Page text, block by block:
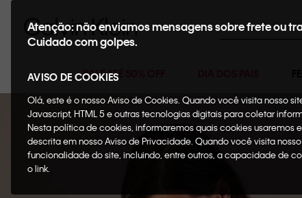
Buscar
SALE ATÉ 50% OFF
Atenção: não enviamos mensagens sobre frete ou
Cuidado com golpes.
AVISO DE COOKIES
Olá, este é o nosso Aviso de Cookies. Quando você visita nosso
Javascript, HTML 5 e outras tecnologias digitais para coletar
Nesta política de cookies, informaremos quais cookies usaremos
descrita em nosso Aviso de Privacidade. Quando você visita
funcionalidade do site, incluindo, entre outros, a capacidade de
o link.